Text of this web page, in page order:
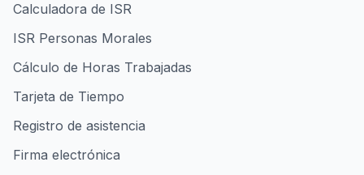
Calculadora de ISR
ISR Personas Morales
Cálculo de Horas Trabajadas
Tarjeta de Tiempo
Registro de asistencia
Firma electrónica